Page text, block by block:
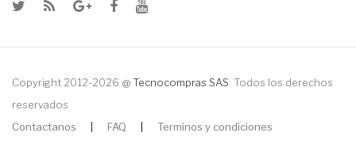
Copyright 2012-2026 @ Tecnocompras SAS . Todos los derechos
reservados
Contactanos
FAQ Terminos y condiciones